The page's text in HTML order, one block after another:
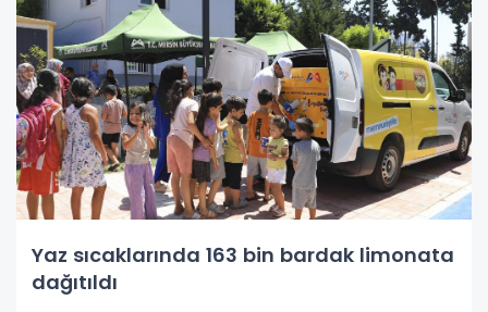
Yaz sıcaklarında 163 bin bardak limonata
dağıtıldı